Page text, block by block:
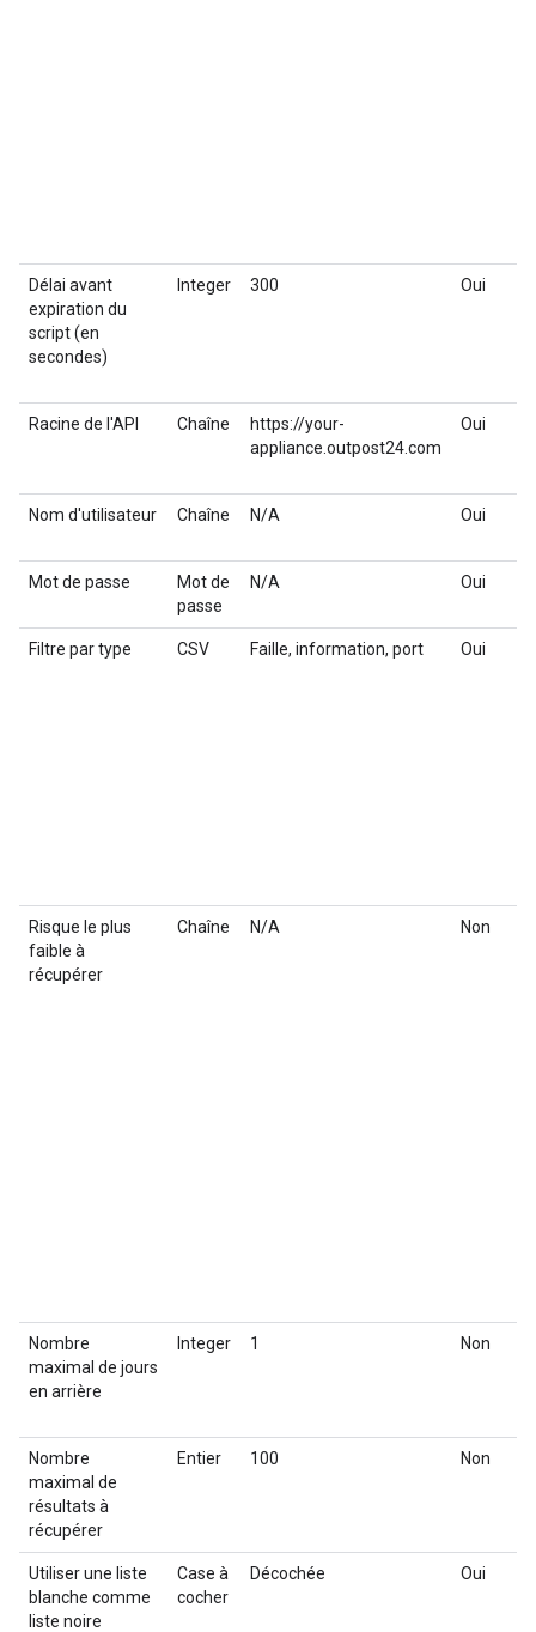
Délai avant
expiration du
script (en
secondes)
Integer 300 Oui
Racine de l'API Chaîne
https://your-
appliance.outpost24.com
Oui
Nom d'utilisateur Chaîne N/A Oui
Mot de passe
Mot de
passe
N/A Oui
Filtre par type CSV Faille, information, port Oui
Risque le plus
faible à
récupérer
Chaîne N/A Non
Nombre
maximal de jours
en arrière
Integer 1 Non
Nombre
maximal de
résultats à
récupérer
Entier 100 Non
Utiliser une liste
blanche comme
liste noire
Case à
cocher
Décochée Oui